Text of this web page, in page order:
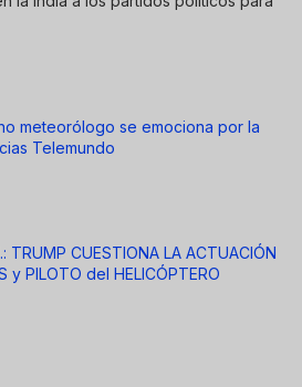
meteorólogo se emociona por la
Telemundo
TRUMP CUESTIONA LA ACTUACIÓN
y PILOTO del HELICÓPTERO